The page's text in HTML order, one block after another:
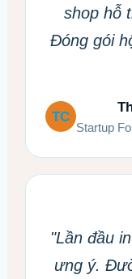
shop hỗ
Đóng gói
TC
Startup
"Lần đầu
ưng ý.